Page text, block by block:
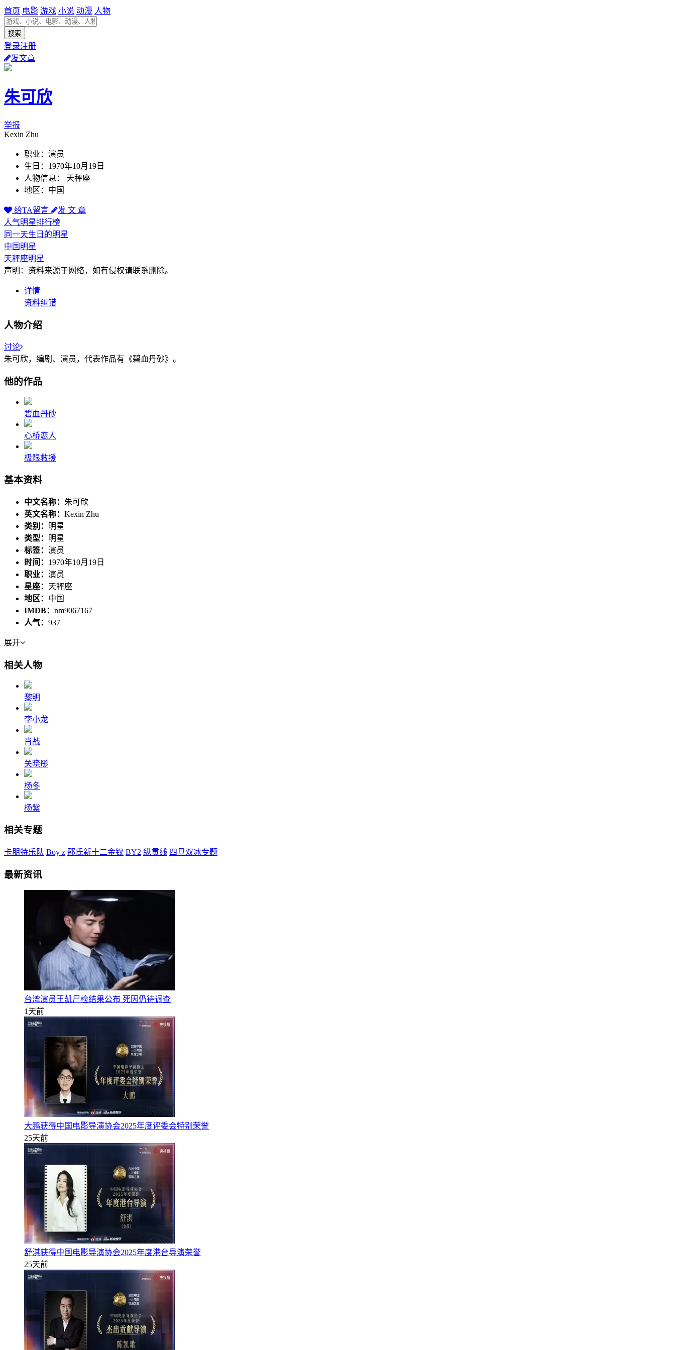
首页 电影 游戏 小说 动漫 人物
登录注册
发文章
朱可欣
举报
Kexin Zhu
职业：演员
生日：1970年10月19日
人物信息： 天秤座
地区：中国
给TA留言
发 文 章
人气明星排行榜
同一天生日的明星
中国明星
天秤座明星
声明：资料来源于网络，如有侵权请联系删除。
详情
资料纠错
人物介绍
讨论
朱可欣，编剧、演员，代表作品有《碧血丹砂》。
他的作品
碧血丹砂
心桥恋人
极限救援
基本资料
中文名称： 朱可欣
英文名称： Kexin Zhu
类别： 明星
类型： 明星
标签： 演员
时间： 1970年10月19日
职业： 演员
星座： 天秤座
地区： 中国
IMDB： nm9067167
人气： 937
展开
相关人物
黎明
李小龙
肖战
关晓彤
杨冬
杨紫
相关专题
卡朋特乐队 Boy z 邵氏新十二金钗 BY2 纵贯线 四旦双冰专题
最新资讯
台湾演员王凯尸检结果公布 死因仍待调查
1天前
大鹏获得中国电影导演协会2025年度评委会特别荣誉
25天前
舒淇获得中国电影导演协会2025年度港台导演荣誉
25天前